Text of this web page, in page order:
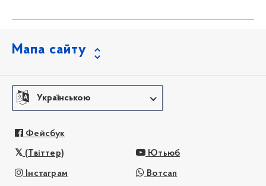
Мапа сайту
Українською
Фейсбук
(Твіттер) Ютьюб
Інстаграм Вотсап